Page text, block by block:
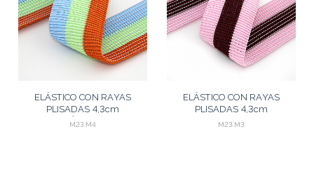
ELÁSTICO CON RAYAS
PLISADAS 4,3cm
SALMÓN/VERDE
M23.M4
ELÁSTICO CON RAYAS
PLISADAS 4,3cm
VINO/ROSADO 25m
M23.M3